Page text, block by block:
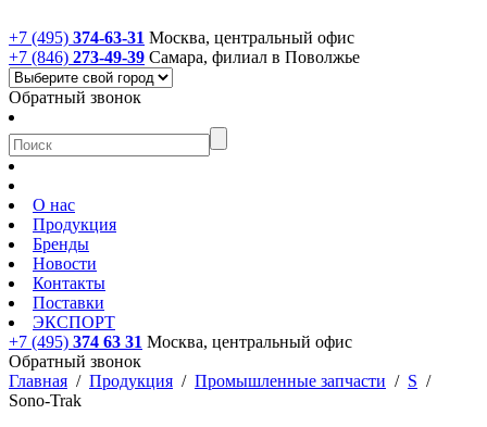
+7 (495) 374-63-31 Москва, центральный офис
+7 (846) 273-49-39 Самара, филиал в Поволжье
Обратный звонок
О нас
Продукция
Бренды
Новости
Контакты
Поставки
ЭКСПОРТ
+7 (495) 374 63 31 Москва, центральный офис
Обратный звонок
Главная / Продукция / Промышленные запчасти / S /
Sono-Trak